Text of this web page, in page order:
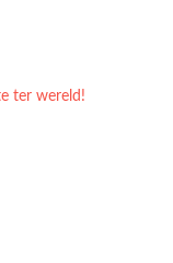
ter wereld!